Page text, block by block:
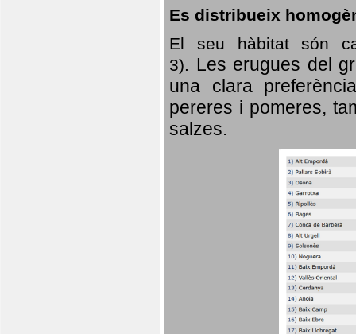
Es distribueix
El seu hàbitat són
3). Les erugues del
una clara
pereres i pomeres,
salzes.